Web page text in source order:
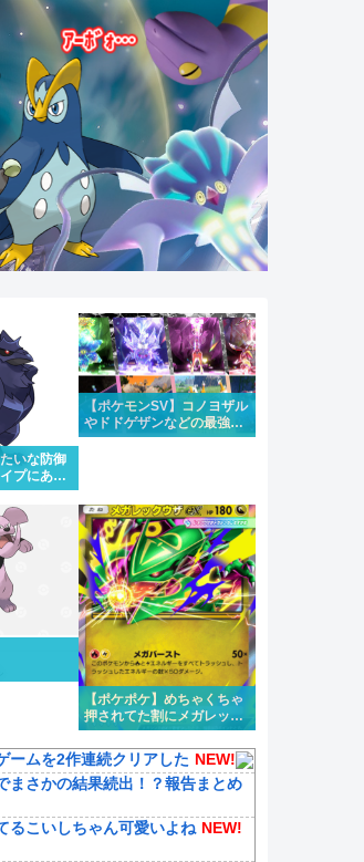
いな防御
プにある
けどもう
しいよな
【ポケモンSV】コノヨザル
やドドゲザンなどの最強レ
イドが4週連続で開催！合
【ポケポケ】めちゃくちゃ
押されてた割にメガレック
ウザ微妙じゃないか？
ームを2作連続クリアした NEW!
まさかの結果続出！？報告まとめ
るこいしちゃん可愛いよね NEW!